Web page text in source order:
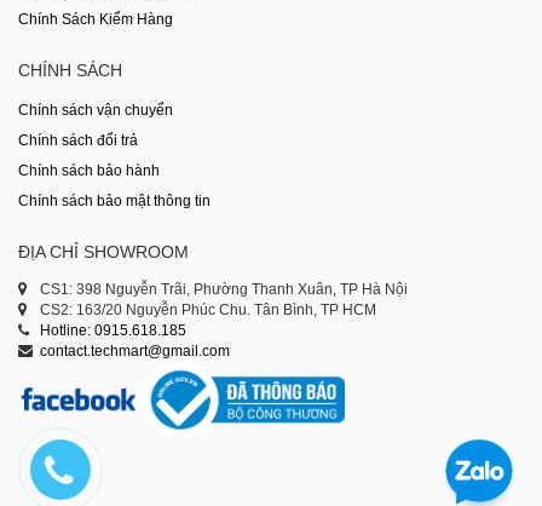
Chính Sách Kiểm Hàng
CHÍNH SÁCH
Chính sách vận chuyển
Chính sách đổi trả
Chính sách bảo hành
Chính sách bảo mật thông tin
ĐỊA CHỈ SHOWROOM
CS1: 398 Nguyễn Trãi, Phường Thanh Xuân, TP Hà Nội
CS2: 163/20 Nguyễn Phúc Chu. Tân Bình, TP HCM
Hotline: 0915.618.185
contact.techmart@gmail.com